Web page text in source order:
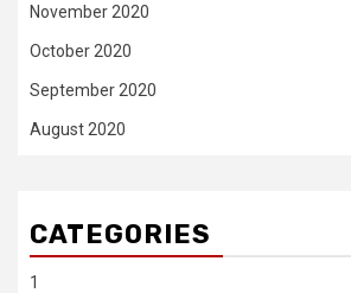
November 2020
October 2020
September 2020
August 2020
CATEGORIES
1